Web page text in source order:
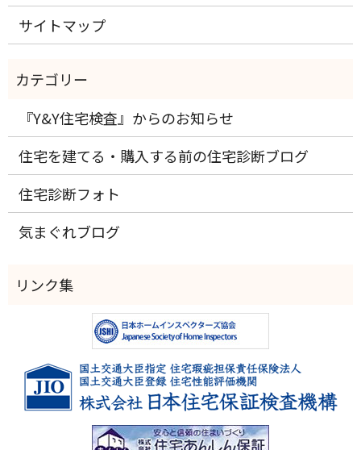
サイトマップ
『Y&Y住宅検査』からのお知らせ
住宅を建てる・購入する前の住宅診断ブログ
住宅診断フォト
気まぐれブログ